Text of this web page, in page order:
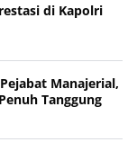
di Kapolri
Manajerial,
Tanggung